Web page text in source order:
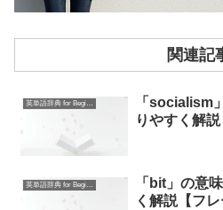
関連記
英単語辞典 for Beginners
「socialism
りやすく解
英単語辞典 for Beginners
「bit」の意
く解説【フ